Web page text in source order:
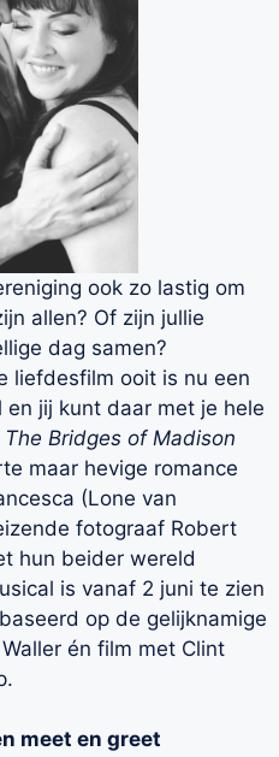
ook zo lastig om
allen? Of zijn jullie
dag samen?
liefdesfilm ooit is nu een
jij kunt daar met je hele
The Bridges of Madison
maar hevige romance
(Lone van
fotograaf Robert
hun beider wereld
is vanaf 2 juni te zien
op de gelijknamige
Waller én film met Clint
meet en greet